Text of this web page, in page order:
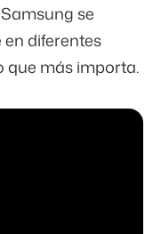
se
diferentes
que más importa.